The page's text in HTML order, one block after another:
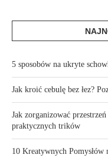
5 sposobów na ukryte
Jak kroić cebulę bez łez?
Jak zorganizować
praktycznych trików
10 Kreatywnych